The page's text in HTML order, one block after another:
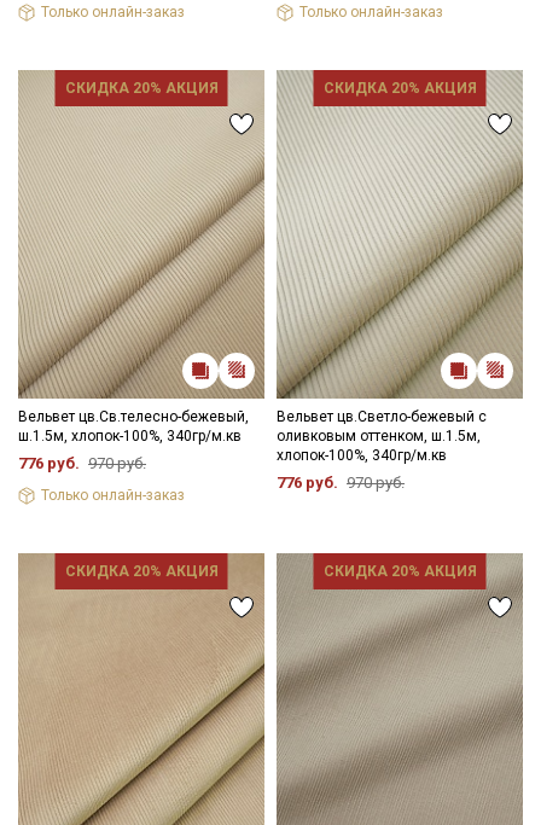
Только онлайн-заказ Только онлайн-заказ
СКИДКА 20% АКЦИЯ
Вельвет цв.Св.телесно-бежевый,
ш.1.5м, хлопок-100%, 340гр/м.кв
776 руб. 970 руб.
Только онлайн-заказ
СКИДКА 20% АКЦИЯ
Вельвет цв.Светло-бежевый с
оливковым оттенком, ш.1.5м,
хлопок-100%, 340гр/м.кв
776 руб. 970 руб.
СКИДКА 20% АКЦИЯ СКИДКА 20% АКЦИЯ